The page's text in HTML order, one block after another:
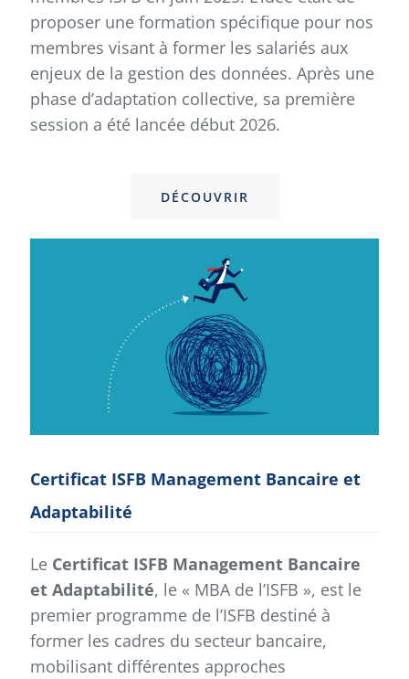
proposer une formation spécifique pour nos
membres visant à former les salariés aux
enjeux de la gestion des données. Après une
phase d’adaptation collective, sa première
session a été lancée début 2026.
DÉCOUVRIR
Certificat ISFB Management Bancaire et
Adaptabilité
Le Certificat ISFB Management Bancaire
et Adaptabilité, le « MBA de l’ISFB », est le
premier programme de l’ISFB destiné à
former les cadres du secteur bancaire,
mobilisant différentes approches